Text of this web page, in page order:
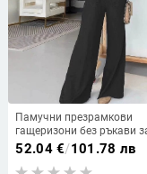
Памучни презрамкови
гащеризони без ръкави
широки крачоли,
пролет 2025
52.04€/101.78 лв